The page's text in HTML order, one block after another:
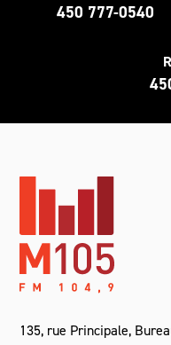
450 777-0540
135, rue Principale,